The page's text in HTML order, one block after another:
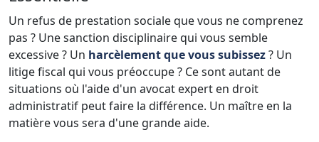
Un refus de prestation sociale que vous ne comprenez
pas ? Une sanction disciplinaire qui vous semble
excessive ? Un harcèlement que vous subissez? Un
litige fiscal qui vous préoccupe ? Ce sont autant de
situations où l'aide d'un avocat expert en droit
administratif peut faire la différence. Un maître en la
matière vous sera d'une grande aide.